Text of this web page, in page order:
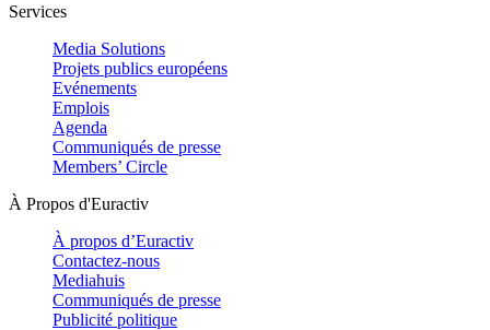
Services
Media Solutions
Projets publics européens
Evénements
Emplois
Agenda
Communiqués de presse
Members’ Circle
À Propos d'Euractiv
À propos d’Euractiv
Contactez-nous
Mediahuis
Communiqués de presse
Publicité politique